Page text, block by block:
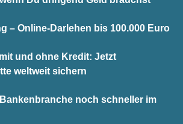
– Online-Darlehen bis 100.000 Euro
und ohne Kredit: Jetzt
weltweit sichern
noch schneller im